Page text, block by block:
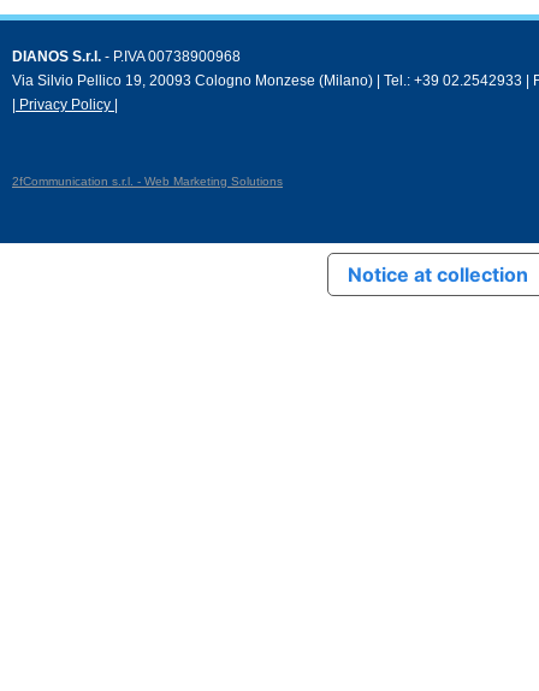
DIANOS S.r.l. - P.IVA 00738900968
Via Silvio Pellico 19, 20093 Cologno Monzese (Milano) | Tel.: +39 02.2542933 |
| Privacy Policy |
2fCommunication s.r.l. - Web Marketing Solutions
Notice at collection